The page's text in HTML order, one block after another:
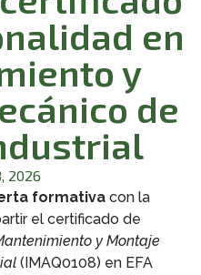
en
y
de
2026
formativa con la
el certificado de
y Montaje
(IMAQ0108) en EFA